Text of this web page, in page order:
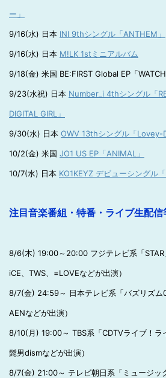
ー」
9/16(水) 日本 INI 9thシングル「ANTHEM」
9/16(水) 日本 M!LK 1stミニアルバム
9/18(金) 米国 BE:FIRST Global EP「WATCH
9/23(水祝) 日本 Number_i 4thシングル「
DIGITAL GIRL」
9/30(水) 日本 OWV 13thシングル「Lovey-
10/2(金) 米国 JO1 US EP「ANIMAL」
10/7(水) 日本 KO1KEYZ デビューシングル「
注目音楽番組・特番・ライブ生配
8/6(木) 19:00～20:00 フジテレビ系「
iCE、TWS、=LOVEなどが出演）
8/7(金) 24:59～ 日本テレビ系「バズリズム
AENなどが出演）
8/10(月) 19:00～ TBS系「CDTVライブ！ラ
髭男dismなどが出演）
8/7(金) 21:00～ テレビ朝日系「ミュージッ